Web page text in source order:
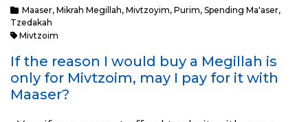
Maaser, Mikrah Megillah, Mivtzoyim, Purim, Spending Ma'aser,
Tzedakah
Mivtzoim
If the reason I would buy a Megillah is
only for Mivtzoim, may I pay for it with
Maaser?